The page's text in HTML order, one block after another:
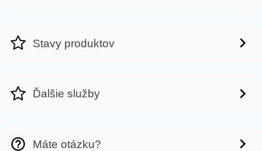
Stavy produktov
Ďalšie služby
Máte otázku?